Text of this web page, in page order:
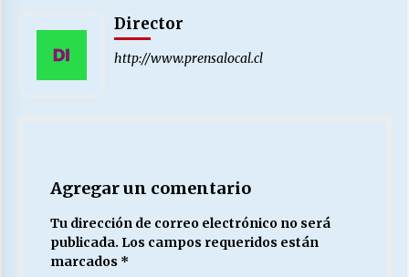
Director
http://www.prensalocal.cl
Agregar un comentario
Tu dirección de correo electrónico no será
publicada. Los campos requeridos están
marcados *